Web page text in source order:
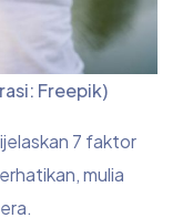
Freepik)
7 faktor
mulia